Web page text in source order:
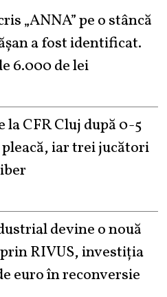
„ANNA” pe o stâncă
a fost identificat.
6.000 de lei
la CFR Cluj după 0-5
pleacă, iar trei jucători
devine o nouă
RIVUS, investiția
euro în reconversie